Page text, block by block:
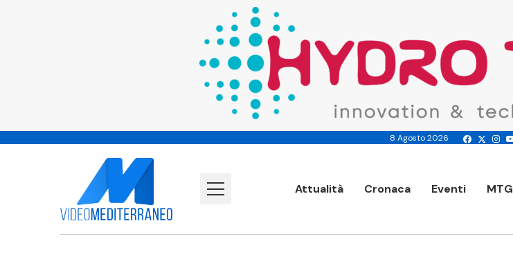
8 Agosto 2026
Attualità Cronaca Eventi MTG